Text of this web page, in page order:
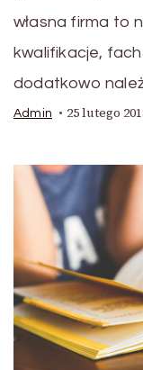
własna firma to
kwalifikacje,
dodatkowo
Admin 25 lutego